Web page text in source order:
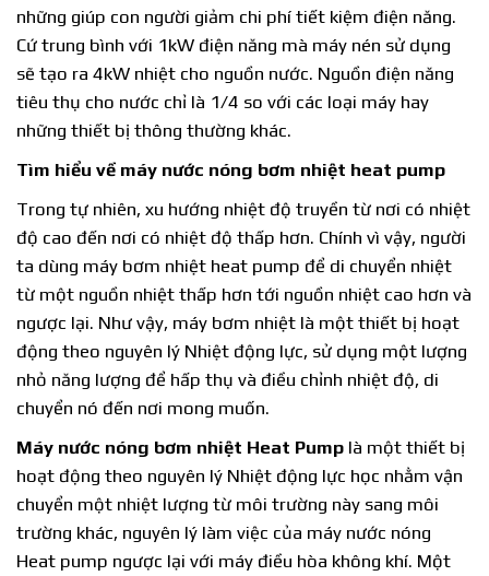
những giúp con người giảm chi phí tiết kiệm điện năng.
Cứ trung bình với 1kW điện năng mà máy nén sử dụng
sẽ tạo ra 4kW nhiệt cho nguồn nước. Nguồn điện năng
tiêu thụ cho nước chỉ là 1/4 so với các loại máy hay
những thiết bị thông thường khác.
Tìm hiểu về máy nước nóng bơm nhiệt heat pump
Trong tự nhiên, xu hướng nhiệt độ truyền từ nơi có nhiệt
độ cao đến nơi có nhiệt độ thấp hơn. Chính vì vậy, người
ta dùng máy bơm nhiệt heat pump để di chuyển nhiệt
từ một nguồn nhiệt thấp hơn tới nguồn nhiệt cao hơn và
ngược lại. Như vậy, máy bơm nhiệt là một thiết bị hoạt
động theo nguyên lý Nhiệt động lực, sử dụng một lượng
nhỏ năng lượng để hấp thụ và điều chỉnh nhiệt độ, di
chuyển nó đến nơi mong muốn.
Máy nước nóng bơm nhiệt Heat Pump là một thiết bị
hoạt động theo nguyên lý Nhiệt động lực học nhằm vận
chuyển một nhiệt lượng từ môi trường này sang môi
trường khác, nguyên lý làm việc của máy nước nóng
Heat pump ngược lại với máy điều hòa không khí. Một